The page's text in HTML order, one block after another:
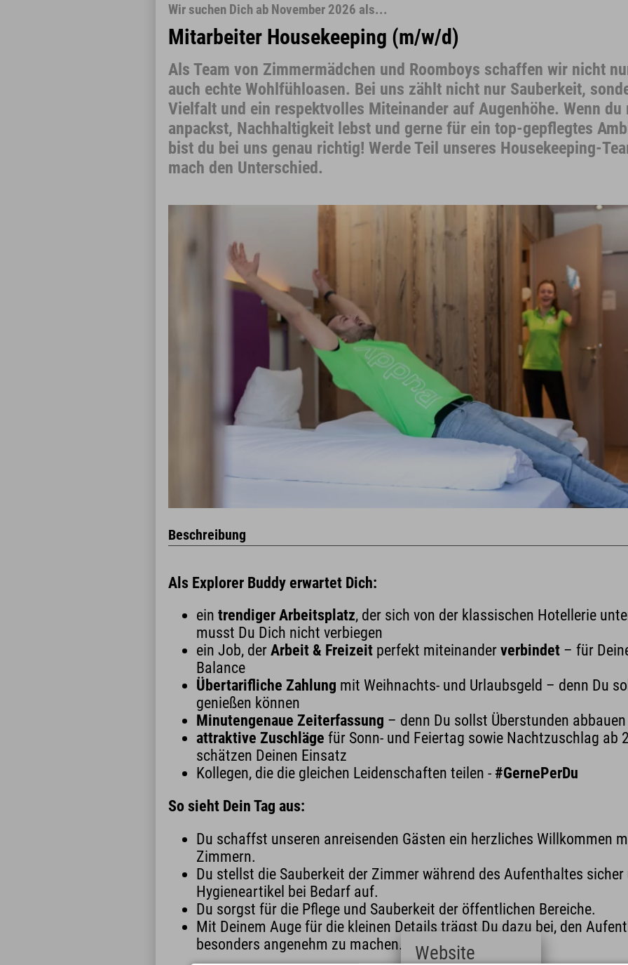
Wir suchen Dich ab November 2026 als...
Mitarbeiter Housekeeping (m/w/d)
Als Team von Zimmermädchen und Roomboys schaffen wir nicht
auch echte Wohlfühloasen. Bei uns zählt nicht nur Sauberkeit,
Vielfalt und ein respektvolles Miteinander auf Augenhöhe. Wenn
anpackst, Nachhaltigkeit lebst und gerne für ein top-gepflegtes
bist du bei uns genau richtig! Werde Teil unseres Housekeeping-
mach den Unterschied.
Beschreibung
Als Explorer Buddy erwartet Dich:
ein trendiger Arbeitsplatz, der sich von der klassischen Hotellerie
musst Du Dich nicht verbiegen
ein Job, der Arbeit & Freizeit perfekt miteinander verbindet – für
Balance
Übertarifliche Zahlung mit Weihnachts- und Urlaubsgeld – denn Du
genießen können
Minutengenaue Zeiterfassung – denn Du sollst Überstunden
attraktive Zuschläge für Sonn- und Feiertag sowie Nachtzuschlag ab
schätzen Deinen Einsatz
Kollegen, die die gleichen Leidenschaften teilen - #GernePerDu
So sieht Dein Tag aus:
Du schaffst unseren anreisenden Gästen ein herzliches Willkommen
Zimmern.
Du stellst die Sauberkeit der Zimmer während des Aufenthaltes
Hygieneartikel bei Bedarf auf.
Du sorgst für die Pflege und Sauberkeit der öffentlichen Bereiche.
Mit Deinem Auge für die kleinen Details trägst Du dazu bei, den
besonders angenehm zu machen.
Website